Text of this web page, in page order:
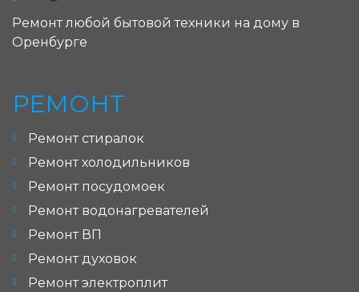
Ремонт любой бытовой техники на дому в
Оренбурге
РЕМОНТ
Ремонт стиралок
Ремонт холодильников
Ремонт посудомоек
Ремонт водонагревателей
Ремонт ВП
Ремонт духовок
Ремонт электроплит